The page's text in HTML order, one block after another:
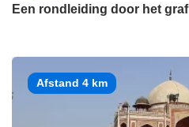
Een rondleiding door het
Afstand 4 km